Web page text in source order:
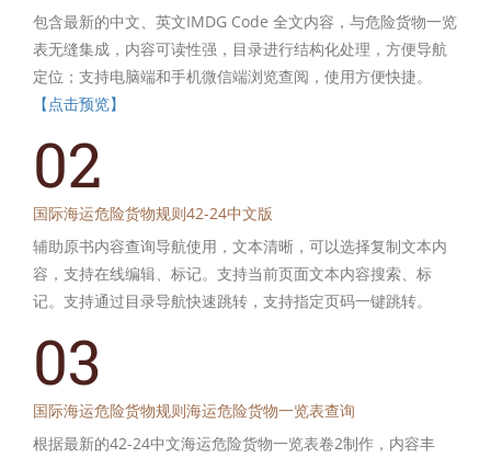
包含最新的中文、英文IMDG Code 全文内容，与危险货物一览
表无缝集成，内容可读性强，目录进行结构化处理，方便导航
定位；支持电脑端和手机微信端浏览查阅，使用方便快捷。
【点击预览】
02
国际海运危险货物规则42-24中文版
辅助原书内容查询导航使用，文本清晰，可以选择复制文本内
容，支持在线编辑、标记。支持当前页面文本内容搜索、标
记。支持通过目录导航快速跳转，支持指定页码一键跳转。
03
国际海运危险货物规则海运危险货物一览表查询
根据最新的42-24中文海运危险货物一览表卷2制作，内容丰